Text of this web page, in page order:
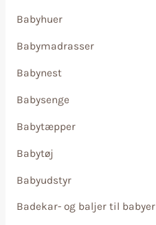
Babyhuer
Babymadrasser
Babynest
Babysenge
Babytæpper
Babytøj
Babyudstyr
Badekar- og baljer til babyer